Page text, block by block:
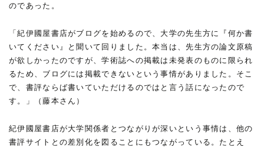
のであった。
「紀伊國屋書店がブログを始めるので、大学の先生方に『何か書
いてください』と聞いて回りました。本当は、先生方の論文原稿
が欲しかったのですが、学術誌への掲載は未発表のものに限られ
るため、ブログには掲載できないという事情がありました。そこ
で、書評ならば書いていただけるのではと言う話になったので
す。」（藤本さん）
紀伊國屋書店が大学関係者とつながりが深いという事情は、他の
書評サイトとの差別化を図ることにもつながっている。たとえ